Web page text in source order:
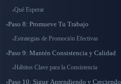
Qué Esperar
Paso 8: Promueve Tu Trabajo
Estrategias de Promoción Efectivas
Paso 9: Mantén Consistencia y Calidad
Hábitos Clave para la Consistencia
Paso 10: Sigue Aprendiendo y Creciendo